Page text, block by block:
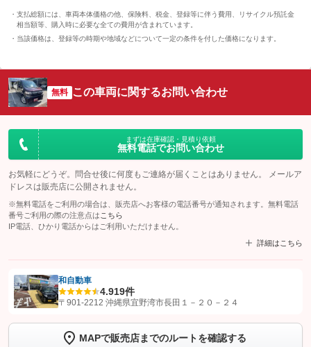
支払総額には、車両本体価格の他、保険料、税金、登録等に伴う費用、リサイクル預託金
相当額等、購入時に必要な全ての費用が含まれています。
当該価格は、登録等の時期や地域などについて一定の条件を付した価格になります。
無料 この車両に関するお問い合わせ
まずは在庫確認・見積り依頼
無料電話でお問い合わせ
お気軽にどうぞ。問合せ後に何度もご連絡が届くことはありません。 メールア
ドレスは販売店に公開されません。
※無料電話をご利用の場合は、販売店へお客様の電話番号が通知されます。無料電話
番号ご利用の際の注意点は こちら
IP電話、ひかり電話からはご利用いただけません。
詳細はこちら
【STEP1】認証画面でグーネットを友だち追加してから「許可する」ボタンを押
トーク画面で
ボタンをタップして問い合わせを
和自動車
4.919件
〒901-2212 沖縄県宜野湾市長田１－２０－２４
MAPで販売店までのルートを確認する